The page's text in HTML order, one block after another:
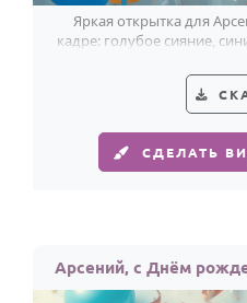
Яркая открытка для
кадре: голубое сияние,
СДЕЛАТЬ
Арсений, с Днём